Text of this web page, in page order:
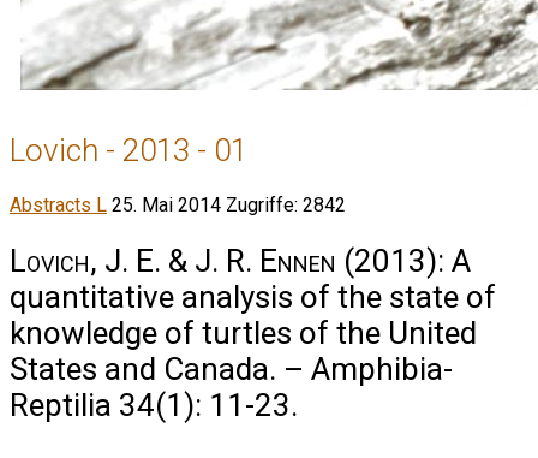
Lovich - 2013 - 01
Abstracts L 25. Mai 2014 Zugriffe: 2842
Lovich, J. E. & J. R. Ennen (2013): A
quantitative analysis of the state of
knowledge of turtles of the United
States and Canada. – Amphibia-
Reptilia 34(1): 11-23.